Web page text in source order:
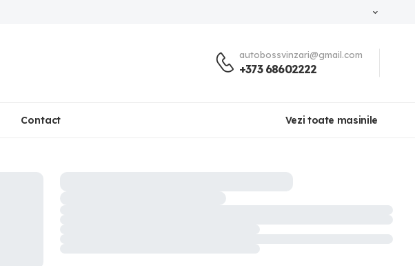
autobossvinzari@gmail.com
+373 68602222
Contact Vezi toate masinile